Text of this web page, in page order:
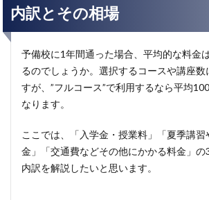
内訳とその相場
予備校に1年間通った場合、平均的な料金
るのでしょうか。選択するコースや講座数
すが、”フルコース”で利用するなら平均
なります。
ここでは、「入学金・授業料」「夏季講
金」「交通費などその他にかかる料金」
内訳を解説したいと思います。